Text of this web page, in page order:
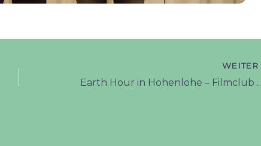
WEITER
Earth Hour in